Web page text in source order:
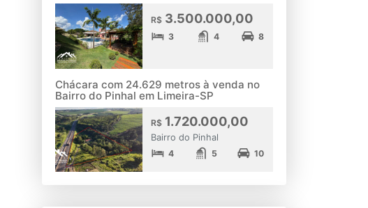
R$3.500.000,00
3 4 8
Chácara com 24.629 metros à venda no
Bairro do Pinhal em Limeira-SP
R$1.720.000,00
Bairro do Pinhal
4 5 10